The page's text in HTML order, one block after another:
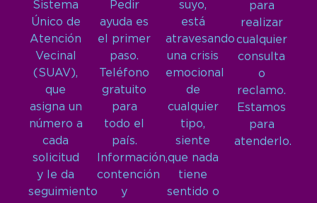
Sistema
Único de
Atención
Vecinal
(SUAV),
que
asigna un
número a
cada
solicitud
y le da
seguimiento
Pedir
ayuda es
el primer
paso.
Teléfono
gratuito
para
todo el
país.
Información,
contención
y
suyo,
está
atravesando
una crisis
emocional
de
cualquier
tipo,
siente
que nada
tiene
sentido o
para
realizar
cualquier
consulta
o
reclamo.
Estamos
para
atenderlo.